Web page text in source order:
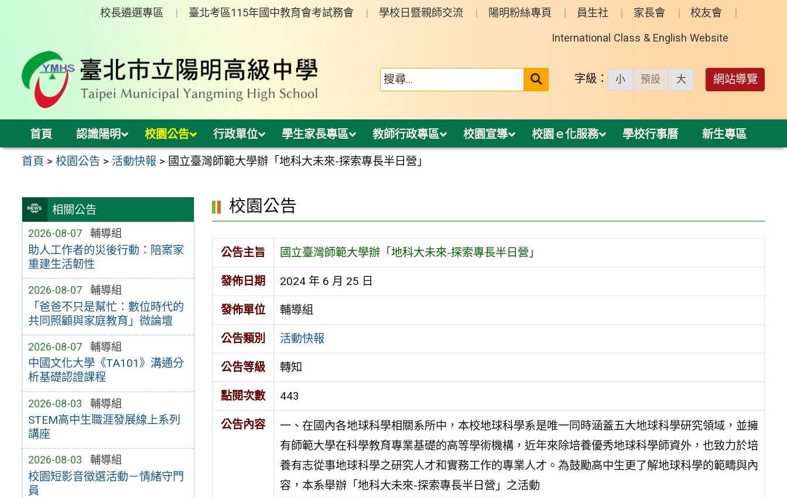
校長遴選專區 臺北考區115年國中教育會考試務會 學校日暨親師交流 陽明粉絲專頁 員生社 家長會 校友會
International Class & English Website
送出 字級： 小 預設 大 網站導覽
首頁 認識陽明 校園公告 行政單位 學生家長專區 教師行政專區 校園宣導 校園ｅ化服務 學校行事曆 新生專區
首頁 >校園公告 > 活動快報 > 國立臺灣師範大學辦「地科大未來-探索專長半日營」
相關公告
2026-08-07 輔導組
助人工作者的災後行動：陪案家
重建生活韌性
2026-08-07 輔導組
「爸爸不只是幫忙：數位時代的
共同照顧與家庭教育」微論壇
2026-08-07 輔導組
中國文化大學《TA101》溝通分
析基礎認證課程
2026-08-03 輔導組
STEM高中生職涯發展線上系列
講座
2026-08-03 輔導組
校園短影音徵選活動－情緒守門
員
校園公告
公告主旨 國立臺灣師範大學辦「地科大未來-探索專長半日營」
發佈日期 2024 年 6 月 25 日
發佈單位 輔導組
公告類別 活動快報
公告等級 轉知
點閱次數 443
公告內容
一、在國內各地球科學相關系所中，本校地球科學系是唯一同時涵蓋五大地球科學研究領域，並擁
有師範大學在科學教育專業基礎的高等學術機構，近年來除培養優秀地球科學師資外，也致力於培
養有志從事地球科學之研究人才和實務工作的專業人才。為鼓勵高中生更了解地球科學的範疇與內
容，本系舉辦「地科大未來-探索專長半日營」之活動